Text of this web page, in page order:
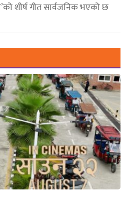
शीर्ष गीत सार्वजनिक भएको छ